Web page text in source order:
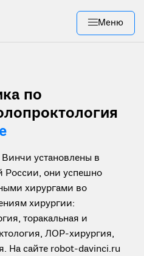
Меню
по
установлены в
России, они успешно
хирургами во
хирургии:
торакальная и
ЛОР-хирургия,
На сайте robot-davinci.ru